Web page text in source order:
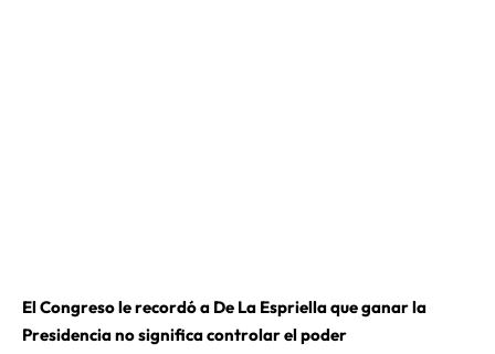
El Congreso le recordó a De La Espriella que ganar la
Presidencia no significa controlar el poder